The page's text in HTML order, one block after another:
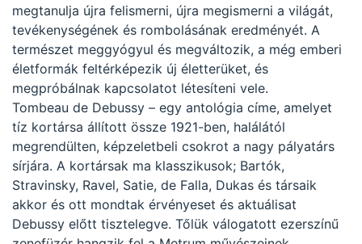
megtanulja újra felismerni, újra megismerni a világát,
tevékenységének és rombolásának eredményét. A
természet meggyógyul és megváltozik, a még emberi
életformák feltérképezik új életterüket, és
megpróbálnak kapcsolatot létesíteni vele.
Tombeau de Debussy – egy antológia címe, amelyet
tíz kortársa állított össze 1921-ben, halálától
megrendülten, képzeletbeli csokrot a nagy pályatárs
sírjára. A kortársak ma klasszikusok; Bartók,
Stravinsky, Ravel, Satie, de Falla, Dukas és társaik
akkor és ott mondtak érvényeset és aktuálisat
Debussy előtt tisztelegve. Tőlük válogatott ezerszínű